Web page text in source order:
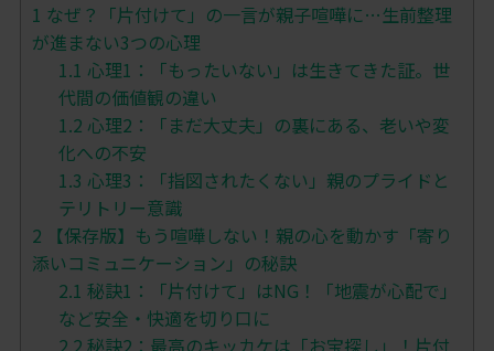
1 なぜ？「片付けて」の一言が親子喧嘩に…生前整理
が進まない3つの心理
1.1 心理1：「もったいない」は生きてきた証。世
代間の価値観の違い
1.2 心理2：「まだ大丈夫」の裏にある、老いや変
化への不安
1.3 心理3：「指図されたくない」親のプライドと
テリトリー意識
2 【保存版】もう喧嘩しない！親の心を動かす「寄り
添いコミュニケーション」の秘訣
2.1 秘訣1：「片付けて」はNG！「地震が心配で」
など安全・快適を切り口に